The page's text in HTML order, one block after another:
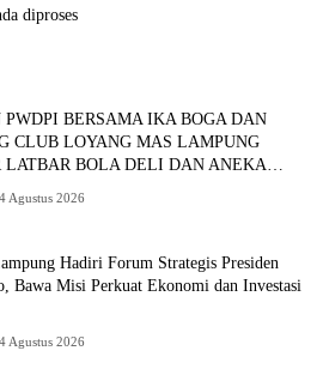
diproses
PWDPI BERSAMA IKA BOGA DAN
CLUB LOYANG MAS LAMPUNG
LATBAR BOLA DELI DAN ANEKA
GLUTEN FREE
4 Agustus 2026
Hadiri Forum Strategis Presiden
Bawa Misi Perkuat Ekonomi dan Investasi
4 Agustus 2026